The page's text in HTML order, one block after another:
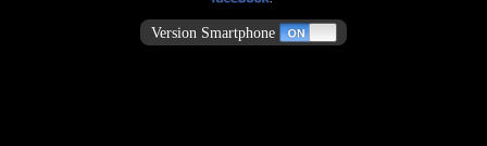
Version Smartphone